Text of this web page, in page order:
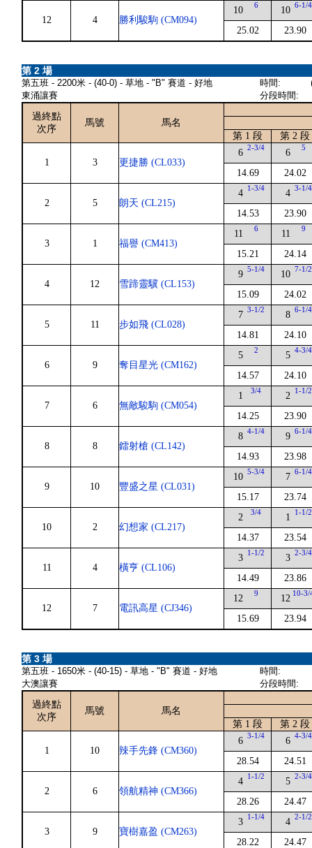
12 4 勝利駿駒 (CM094)
10 6
25.02
10 6-1/4
23.90
第 2 場
第五班 - 2200米 - (40-0) - 草地 - "B" 賽道 - 好地
東涌讓賽
時間:
分段時間:
過終點
次序
馬號
馬名
第 1 段
第 2 段
1 3 更捷勝 (CL033)
6 2-3/4
14.69
6 5
24.02
2 5 朗天 (CL215)
4 1-3/4
14.53
4 3-1/4
23.90
3 1 福譽 (CM413)
11 6
15.21
11 9
24.14
4 12 雪蹄靈驥 (CL153)
9 5-1/4
15.09
10 7-1/2
24.02
5 11 步如飛 (CL028)
7 3-1/2
14.81
8 6-1/4
24.10
6 9 奪目星光 (CM162)
5 2
14.57
5 4-3/4
24.10
7 6 無敵駿駒 (CM054)
1 3/4
14.25
2 1-1/2
23.90
8 8 鐳射槍 (CL142)
8 4-1/4
14.93
9 6-1/4
23.98
9 10 豐盛之星 (CL031)
10 5-3/4
15.17
7 6-1/4
23.74
10 2 幻想家 (CL217)
2 3/4
14.37
1 1-1/2
23.54
11 4 橫亨 (CL106)
3 1-1/2
14.49
3 2-3/4
23.86
12 7 電訊高星 (CJ346)
12 9
15.69
12 10-3/
23.94
第 3 場
第五班 - 1650米 - (40-15) - 草地 - "B" 賽道 - 好地
大澳讓賽
時間:
分段時間:
過終點
次序
馬號
馬名
第 1 段
第 2 段
1 10 辣手先鋒 (CM360)
6 3-1/4
28.54
6 4-3/4
24.51
2 6 領航精神 (CM366)
4 1-1/2
28.26
5 2-3/4
24.47
3 9 寶樹嘉盈 (CM263)
3 1-1/4
28.22
4 2-1/2
24.47